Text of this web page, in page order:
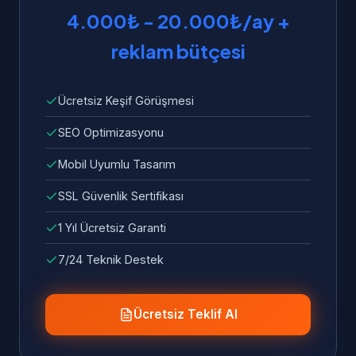
4.000₺ - 20.000₺/ay +
reklam bütçesi
Ücretsiz Keşif Görüşmesi
SEO Optimizasyonu
Mobil Uyumlu Tasarım
SSL Güvenlik Sertifikası
1 Yıl Ücretsiz Garanti
7/24 Teknik Destek
Ücretsiz Teklif Al